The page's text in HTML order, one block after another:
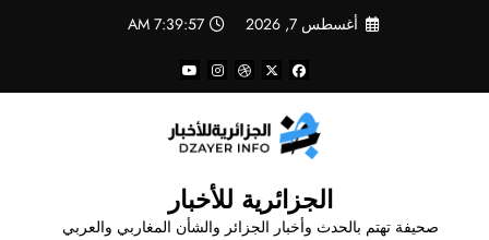
أغسطس 7, 2026 7:39:57 AM
الجزائرية للأخبار
صحيفة تهتم بالحدث وأخبار الجزائر والشأن المغاربي والعربي